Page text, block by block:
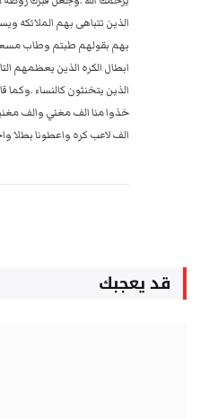
الذين تتباهى بهم الملائكه
بهم بقولهم طبتم وطاب
ابطال الكره الذين يعظمهم
الذين يتخنثون كالنساء .وكما
خذوا منا الف مغني والف
الف لاعب كره واعطونا بطلا
قد يعجبك